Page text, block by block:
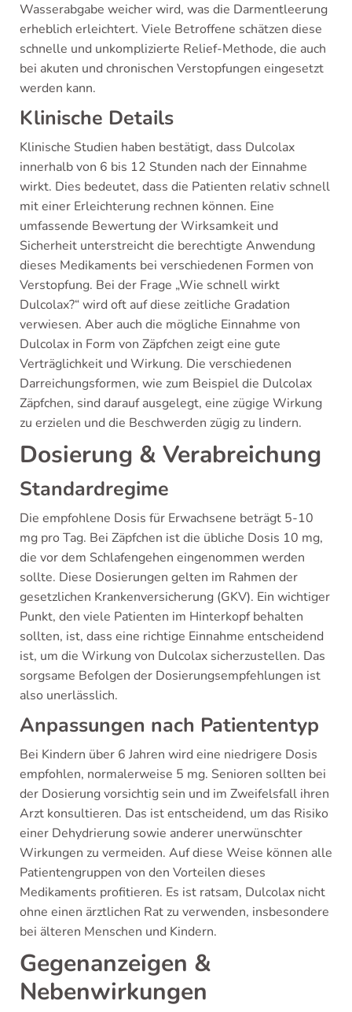
Wasserabgabe weicher wird, was die Darmentleerung
erheblich erleichtert. Viele Betroffene schätzen diese
schnelle und unkomplizierte Relief-Methode, die auch
bei akuten und chronischen Verstopfungen eingesetzt
werden kann.
Klinische Details
Klinische Studien haben bestätigt, dass Dulcolax
innerhalb von 6 bis 12 Stunden nach der Einnahme
wirkt. Dies bedeutet, dass die Patienten relativ schnell
mit einer Erleichterung rechnen können. Eine
umfassende Bewertung der Wirksamkeit und
Sicherheit unterstreicht die berechtigte Anwendung
dieses Medikaments bei verschiedenen Formen von
Verstopfung. Bei der Frage „Wie schnell wirkt
Dulcolax?“ wird oft auf diese zeitliche Gradation
verwiesen. Aber auch die mögliche Einnahme von
Dulcolax in Form von Zäpfchen zeigt eine gute
Verträglichkeit und Wirkung. Die verschiedenen
Darreichungsformen, wie zum Beispiel die Dulcolax
Zäpfchen, sind darauf ausgelegt, eine zügige Wirkung
zu erzielen und die Beschwerden zügig zu lindern.
Dosierung & Verabreichung
Standardregime
Die empfohlene Dosis für Erwachsene beträgt 5-10
mg pro Tag. Bei Zäpfchen ist die übliche Dosis 10 mg,
die vor dem Schlafengehen eingenommen werden
sollte. Diese Dosierungen gelten im Rahmen der
gesetzlichen Krankenversicherung (GKV). Ein wichtiger
Punkt, den viele Patienten im Hinterkopf behalten
sollten, ist, dass eine richtige Einnahme entscheidend
ist, um die Wirkung von Dulcolax sicherzustellen. Das
sorgsame Befolgen der Dosierungsempfehlungen ist
also unerlässlich.
Anpassungen nach Patiententyp
Bei Kindern über 6 Jahren wird eine niedrigere Dosis
empfohlen, normalerweise 5 mg. Senioren sollten bei
der Dosierung vorsichtig sein und im Zweifelsfall ihren
Arzt konsultieren. Das ist entscheidend, um das Risiko
einer Dehydrierung sowie anderer unerwünschter
Wirkungen zu vermeiden. Auf diese Weise können alle
Patientengruppen von den Vorteilen dieses
Medikaments profitieren. Es ist ratsam, Dulcolax nicht
ohne einen ärztlichen Rat zu verwenden, insbesondere
bei älteren Menschen und Kindern.
Gegenanzeigen &
Nebenwirkungen